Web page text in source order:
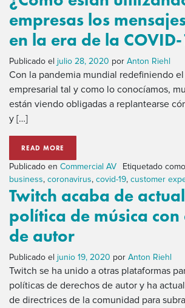
empresas los
en la era de la
Publicado el julio 28, 2020 por Anton Riehl
Con la pandemia mundial redefiniendo
empresarial tal y como lo conocíamos,
están viendo obligadas a replantearse
y […]
READ MORE
Publicado en Commercial AV Etiquetado como
business, coronavirus, covid-19, customer
Twitch acaba de
política de música con
de autor
Publicado el junio 19, 2020 por Anton Riehl
Twitch se ha unido a otras plataformas
políticas de derechos de autor y ha
de directrices de la comunidad para